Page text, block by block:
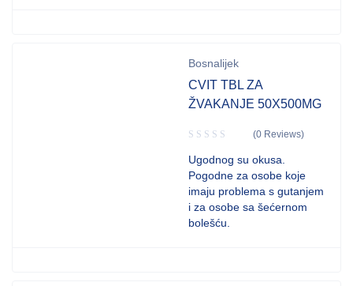
Bosnalijek
CVIT TBL ZA
ŽVAKANJE 50X500MG
(0 Reviews)
Ugodnog su okusa.
Pogodne za osobe koje
imaju problema s gutanjem
i za osobe sa šećernom
bolešću.